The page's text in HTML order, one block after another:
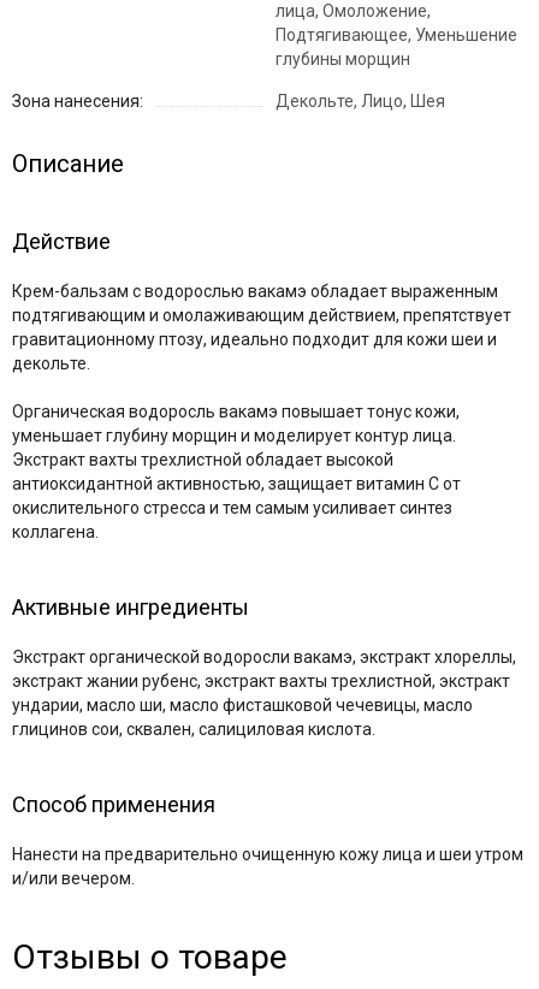
лица, Омоложение,
Подтягивающее, Уменьшение
глубины морщин
Зона нанесения: Декольте, Лицо, Шея
Описание
Действие
Крем-бальзам с водорослью вакамэ обладает выраженным
подтягивающим и омолаживающим действием, препятствует
гравитационному птозу, идеально подходит для кожи шеи и
декольте.
Органическая водоросль вакамэ повышает тонус кожи,
уменьшает глубину морщин и моделирует контур лица.
Экстракт вахты трехлистной обладает высокой
антиоксидантной активностью, защищает витамин С от
окислительного стресса и тем самым усиливает синтез
коллагена.
Активные ингредиенты
Экстракт органической водоросли вакамэ, экстракт хлореллы,
экстракт жании рубенс, экстракт вахты трехлистной, экстракт
ундарии, масло ши, масло фисташковой чечевицы, масло
глицинов сои, сквален, салициловая кислота.
Способ применения
Нанести на предварительно очищенную кожу лица и шеи утром
и/или вечером.
Отзывы о товаре